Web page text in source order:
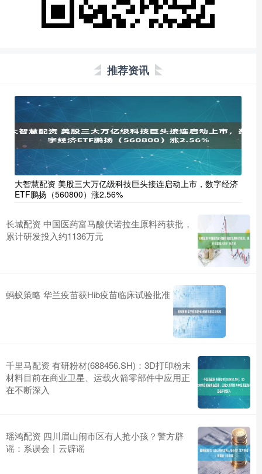
推荐资讯
大智慧配资 美股三大万亿级科技巨头接连启动上市，数字经济
ETF鹏扬（560800）涨2.56%
长城配资 中国医药富马酸伏诺拉生原料药获批，
累计研发投入约1136万元
蚂蚁策略 华兰疫苗获Hib疫苗临床试验批准
千里马配资 有研粉材(688456.SH)：3D打印粉末
材料目前在商业卫星、运载火箭零部件中应用正
在不断深入
瑶鸿配资 四川眉山闹市区有人抢小孩？警方辟
谣：系误会丨云辟谣